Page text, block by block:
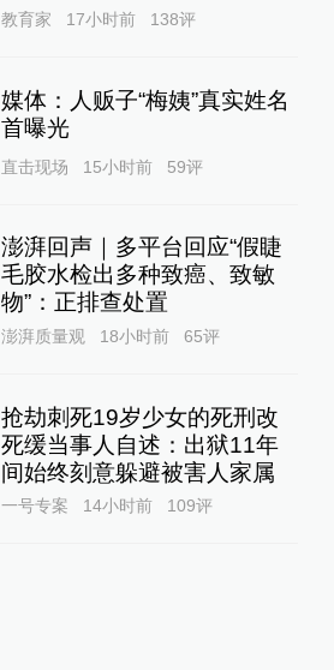
教育家 17小时前 138评
媒体：人贩子“梅姨”真实姓名
首曝光
直击现场 15小时前 59评
澎湃回声｜多平台回应“假睫
毛胶水检出多种致癌、致敏
物”：正排查处置
澎湃质量观 18小时前 65评
抢劫刺死19岁少女的死刑改
死缓当事人自述：出狱11年
间始终刻意躲避被害人家属
一号专案 14小时前 109评